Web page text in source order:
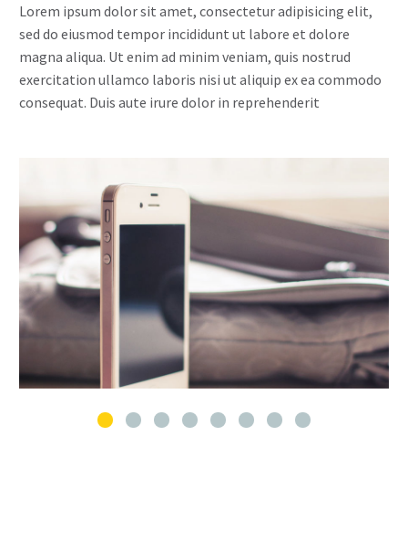
Lorem ipsum dolor sit amet, consectetur adipisicing elit,
sed do eiusmod tempor incididunt ut labore et dolore
magna aliqua. Ut enim ad minim veniam, quis nostrud
exercitation ullamco laboris nisi ut aliquip ex ea commodo
consequat. Duis aute irure dolor in reprehenderit